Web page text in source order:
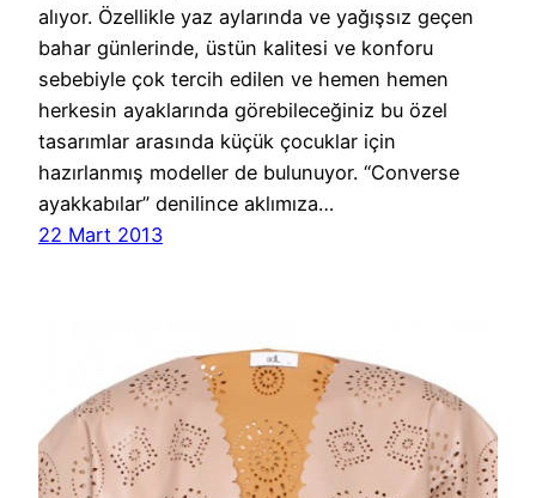
alıyor. Özellikle yaz aylarında ve yağışsız geçen
bahar günlerinde, üstün kalitesi ve konforu
sebebiyle çok tercih edilen ve hemen hemen
herkesin ayaklarında görebileceğiniz bu özel
tasarımlar arasında küçük çocuklar için
hazırlanmış modeller de bulunuyor. “Converse
ayakkabılar” denilince aklımıza…
22 Mart 2013